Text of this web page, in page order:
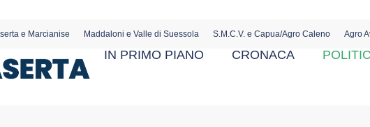
e Marcianise Maddaloni e Valle di Suessola S.M.C.V. e Capua/Agro Caleno Agro
IN PRIMO PIANO CRONACA